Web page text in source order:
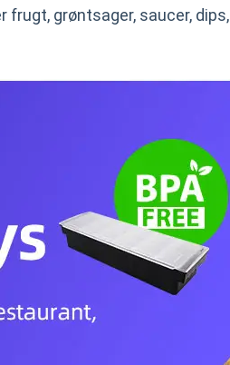
frugt, grøntsager, saucer, dips,